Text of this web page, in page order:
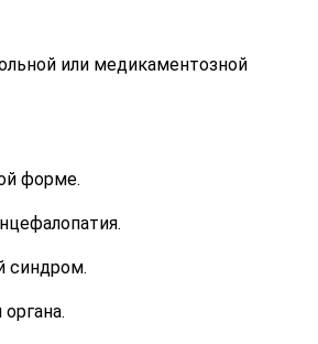
или медикаментозной
форме.
синдром.